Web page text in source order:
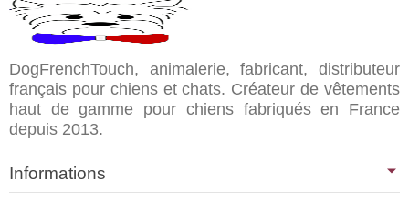
DogFrenchTouch, animalerie, fabricant, distributeur
français pour chiens et chats. Créateur de vêtements
haut de gamme pour chiens fabriqués en France
depuis 2013.
Informations